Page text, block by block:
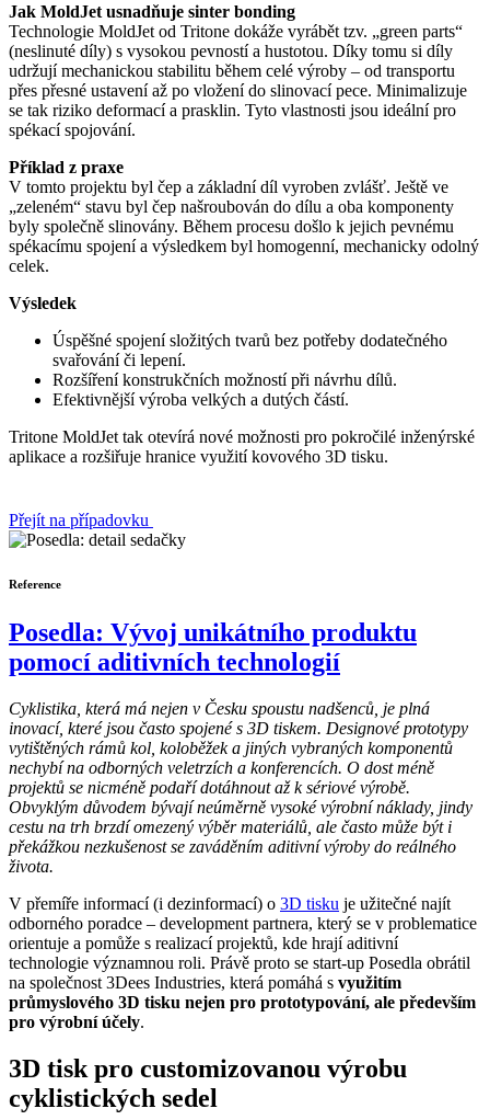
Jak MoldJet usnadňuje sinter bonding
Technologie MoldJet od Tritone dokáže vyrábět tzv. „green parts“
(neslinuté díly) s vysokou pevností a hustotou. Díky tomu si díly
udržují mechanickou stabilitu během celé výroby – od transportu
přes přesné ustavení až po vložení do slinovací pece. Minimalizuje
se tak riziko deformací a prasklin. Tyto vlastnosti jsou ideální pro
spékací spojování.
Příklad z praxe
V tomto projektu byl čep a základní díl vyroben zvlášť. Ještě ve
„zeleném“ stavu byl čep našroubován do dílu a oba komponenty
byly společně slinovány. Během procesu došlo k jejich pevnému
spékacímu spojení a výsledkem byl homogenní, mechanicky odolný
celek.
Výsledek
Úspěšné spojení složitých tvarů bez potřeby dodatečného
svařování či lepení.
Rozšíření konstrukčních možností při návrhu dílů.
Efektivnější výroba velkých a dutých částí.
Tritone MoldJet tak otevírá nové možnosti pro pokročilé inženýrské
aplikace a rozšiřuje hranice využití kovového 3D tisku.
Přejít na případovku
Reference
Posedla: Vývoj unikátního produktu
pomocí aditivních technologií
Cyklistika, která má nejen v Česku spoustu nadšenců, je plná
inovací, které jsou často spojené s 3D tiskem. Designové prototypy
vytištěných rámů kol, koloběžek a jiných vybraných komponentů
nechybí na odborných veletrzích a konferencích. O dost méně
projektů se nicméně podaří dotáhnout až k sériové výrobě.
Obvyklým důvodem bývají neúměrně vysoké výrobní náklady, jindy
cestu na trh brzdí omezený výběr materiálů, ale často může být i
překážkou nezkušenost se zaváděním aditivní výroby do reálného
života.
V přemíře informací (i dezinformací) o 3D tisku je užitečné najít
odborného poradce – development partnera, který se v problematice
orientuje a pomůže s realizací projektů, kde hrají aditivní
technologie významnou roli. Právě proto se start-up Posedla obrátil
na společnost 3Dees Industries, která pomáhá s využitím
průmyslového 3D tisku nejen pro prototypování, ale především
pro výrobní účely.
3D tisk pro customizovanou výrobu
cyklistických sedel